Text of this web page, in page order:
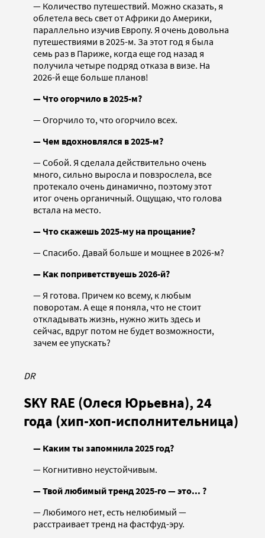
— Количество путешествий. Можно сказать, я
облетела весь свет от Африки до Америки,
параллельно изучив Европу. Я очень довольна
путешествиями в 2025-м. За этот год я была
семь раз в Париже, когда еще год назад я
получила четыре подряд отказа в визе. На
2026-й еще больше планов!
— Что огорчило в 2025-м?
— Огорчило то, что огорчило всех.
— Чем вдохновлялся в 2025-м?
— Собой. Я сделала действительно очень
много, сильно выросла и повзрослела, все
протекало очень динамично, поэтому этот
итог очень органичный. Ощущаю, что голова
встала на место.
— Что скажешь 2025-му на прощание?
— Спасибо. Давай больше и мощнее в 2026-м?
— Как поприветствуешь 2026-й?
— Я готова. Причем ко всему, к любым
поворотам. А еще я поняла, что не стоит
откладывать жизнь, нужно жить здесь и
сейчас, вдруг потом не будет возможности,
зачем ее упускать?
DR
SKY RAE (Олеся Юрьевна), 24
года (хип-хоп-исполнительница)
— Каким ты запомнила 2025 год?
— Когнитивно неустойчивым.
— Твой любимый тренд 2025-го — это... ?
— Любимого нет, есть нелюбимый —
расстраивает тренд на фастфуд-эру.